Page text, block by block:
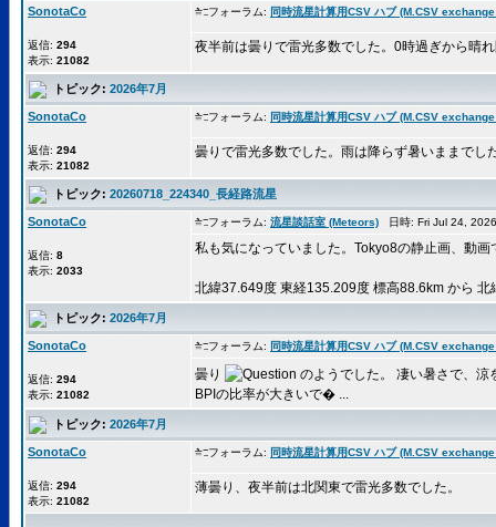
SonotaCo
返信: 294
表示: 21082
フォーラム: 同時流星計算用CSV ハブ (M.CSV
夜半前は曇りで雷光多数でした。0時過ぎから晴
トピック: 2026年7月
SonotaCo
返信: 294
表示: 21082
フォーラム: 同時流星計算用CSV ハブ (M.CSV
曇りで雷光多数でした。雨は降らず暑いままでし
トピック: 20260718_224340_長経路流星
SonotaCo
返信: 8
表示: 2033
フォーラム: 流星談話室 (Meteors) 日時: Fri Jul 24,
私も気になっていました。Tokyo8の静止画、動画
北緯37.649度 東経135.209度 標高88.6km から
トピック: 2026年7月
SonotaCo
返信: 294
表示: 21082
フォーラム: 同時流星計算用CSV ハブ (M.CSV
曇り
のようでした。 凄い暑さで、
BPIの比率が大きいで� ...
トピック: 2026年7月
SonotaCo
返信: 294
表示: 21082
フォーラム: 同時流星計算用CSV ハブ (M.CSV
薄曇り、夜半前は北関東で雷光多数でした。